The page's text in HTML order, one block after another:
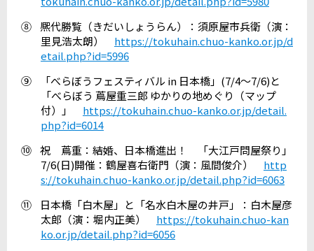
⑧
熈代勝覧（きだいしょうらん）：須原屋市兵衛（演：
里見浩太朗） https://tokuhain.chuo-kanko.or.jp/d
etail.php?id=5996
⑨
「べらぼうフェスティバル in 日本橋」 (7/4～7/6)と
「べらぼう 蔦屋重三郎 ゆかりの地めぐり（マップ
付）」 https://tokuhain.chuo-kanko.or.jp/detail.
php?id=6014
⑩ 祝 蔦重：結婚、日本橋進出！ 「大江戸問屋祭り」
7/6(日)開催：鶴屋喜右衛門（演：風間俊介） http
s://tokuhain.chuo-kanko.or.jp/detail.php?id=6063
⑪
日本橋「白木屋」と「名水白木屋の井戸」：白木屋彦
太郎（演：堀内正美） https://tokuhain.chuo-kan
ko.or.jp/detail.php?id=6056